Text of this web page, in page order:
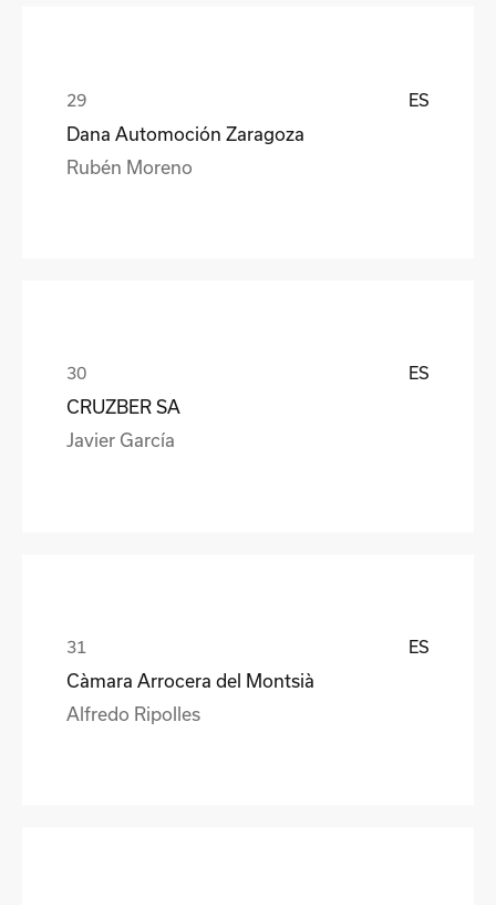
ES
Dana Automoción Zaragoza
Rubén Moreno
ES
CRUZBER SA
Javier García
ES
Càmara Arrocera del Montsià
Alfredo Ripolles